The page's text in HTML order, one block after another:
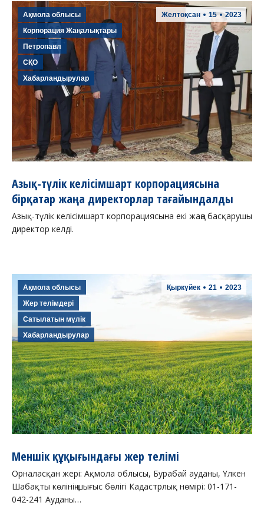
Желтоқсан 15 2023
Ақмола облысы
Корпорация Жаңалықтары
Петропавл
СҚО
Хабарландырулар
Азық-түлік келісімшарт корпорациясына
бірқатар жаңа директорлар тағайындалды
Азық-түлік келісімшарт корпорациясына екі жаңа басқарушы
директор келді.
Қыркүйек 21 2023
Ақмола облысы
Жер телімдері
Сатылатын мүлік
Хабарландырулар
Меншік құқығындағы жер телімі
Орналасқан жері: Ақмола облысы, Бурабай ауданы, Үлкен
Шабақты көлінің шығыс бөлігі Кадастрлық нөмірі: 01-171-
042-241 Ауданы…